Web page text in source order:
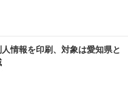
情報を印刷、対象は愛知県と